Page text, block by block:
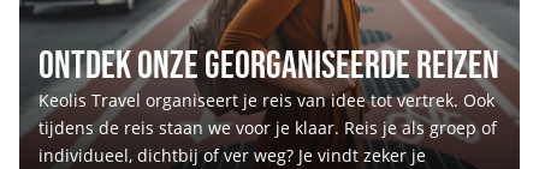
ONTDEK ONZE GEORGANISEERDE REIZEN
Keolis Travel organiseert je reis van idee tot vertrek. Ook
tijdens de reis staan we voor je klaar. Reis je als groep of
individueel, dichtbij of ver weg? Je vindt zeker je